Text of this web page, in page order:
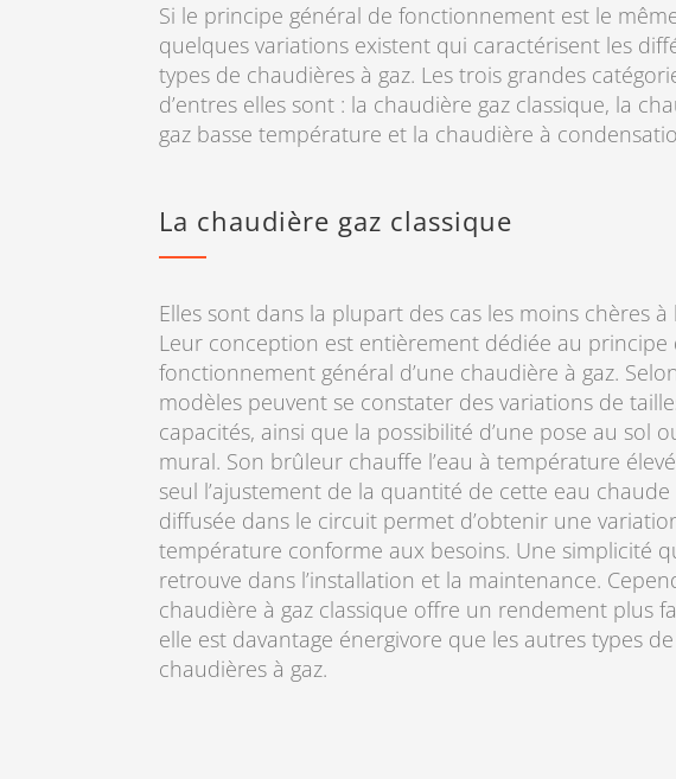
Si le principe général de fonctionnement est le
quelques variations existent qui caractérisent les
types de chaudières à gaz. Les trois grandes
d’entres elles sont : la chaudière gaz classique, la
gaz basse température et la chaudière à
La chaudière gaz classique
Elles sont dans la plupart des cas les moins chères à
Leur conception est entièrement dédiée au principe
fonctionnement général d’une chaudière à gaz.
modèles peuvent se constater des variations de
capacités, ainsi que la possibilité d’une pose au sol
mural. Son brûleur chauffe l’eau à température
seul l’ajustement de la quantité de cette eau chaude
diffusée dans le circuit permet d’obtenir une
température conforme aux besoins. Une simplicité
retrouve dans l’installation et la maintenance.
chaudière à gaz classique offre un rendement plus
elle est davantage énergivore que les autres types de
chaudières à gaz.